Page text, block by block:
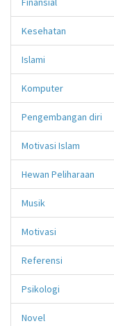
Kesehatan
Islami
Komputer
Pengembangan diri
Motivasi Islam
Hewan Peliharaan
Musik
Motivasi
Referensi
Psikologi
Novel